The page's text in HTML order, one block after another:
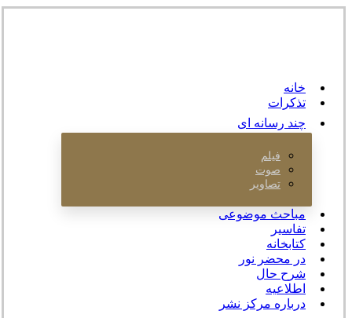
خانه
تذکرات
چند رسانه ای
فیلم
صوت
تصاویر
مباحث موضوعی
تفاسیر
کتابخانه
در محضر نور
شرح حال
اطلاعیه
درباره مرکز نشر